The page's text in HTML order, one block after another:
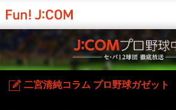
二宮清純コラム プロ野球ガゼット